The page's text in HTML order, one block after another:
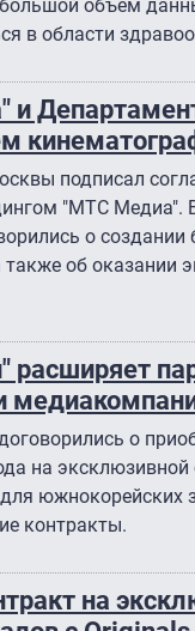
объем
в области
подписал
"МТС Медиа".
о создании
об оказании
расширяет
о
на эксклюзивной
южнокорейских
контракты.
на